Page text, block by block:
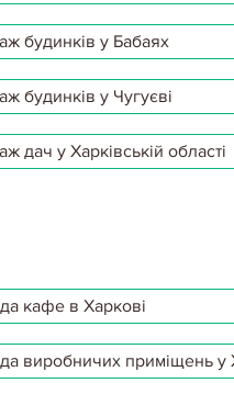
будинків у Бабаях
будинків у Чугуєві
дач у Харківській області
кафе в Харкові
виробничих приміщень у